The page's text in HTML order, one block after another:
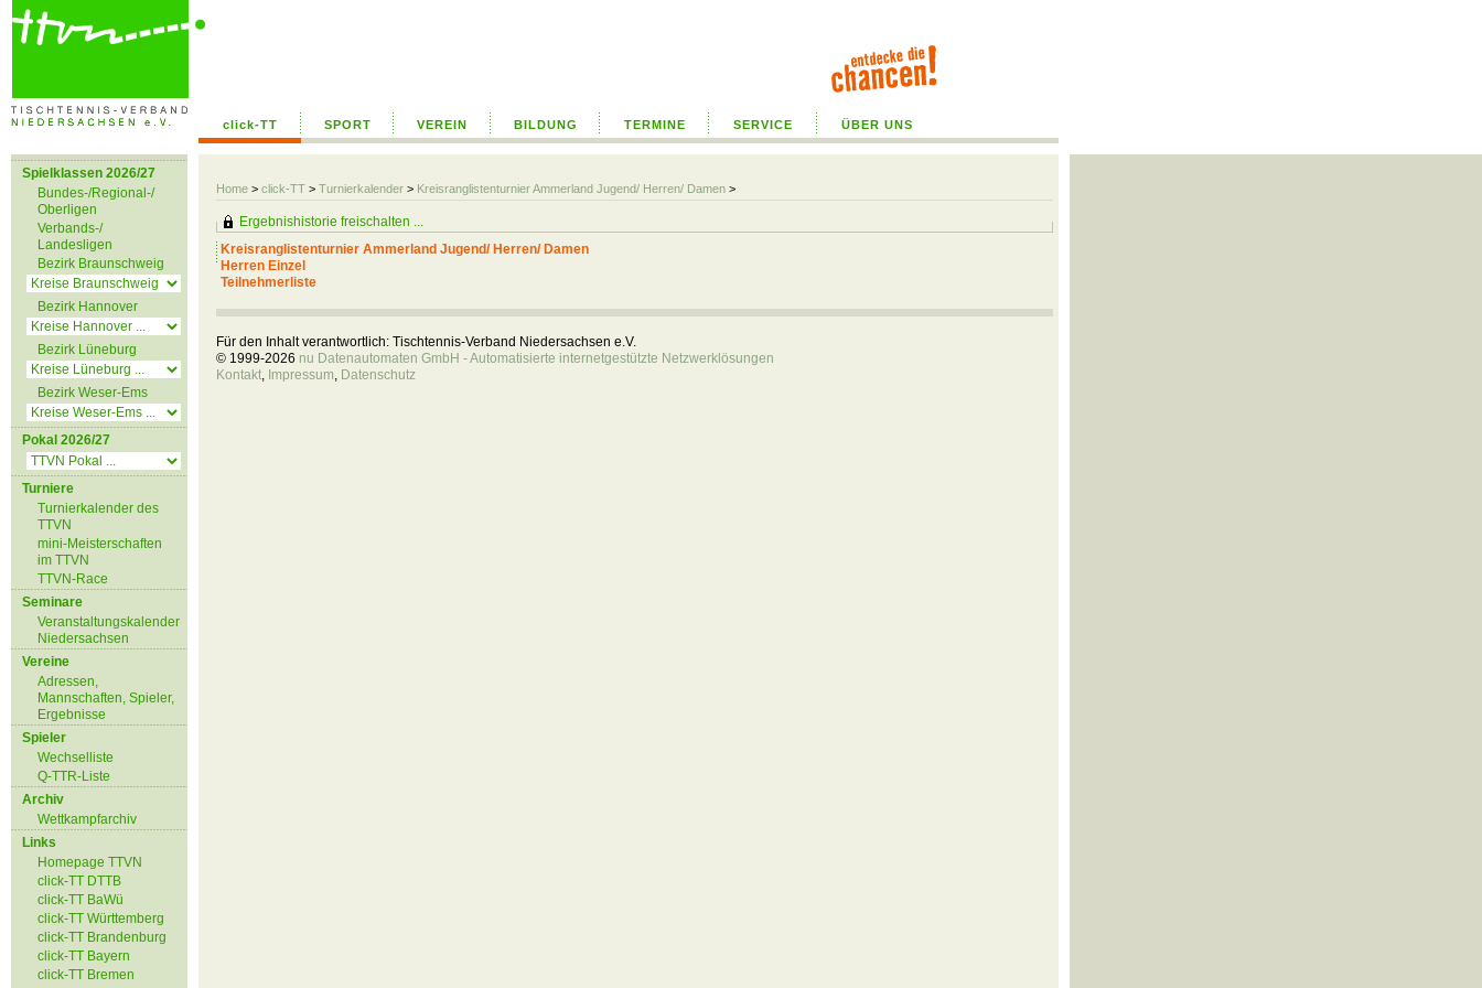
click-TT SPORT VEREIN BILDUNG TERMINE SERVICE ÜBER UNS
Home > click-TT > Turnierkalender > Kreisranglistenturnier Ammerland Jugend/ Herren/ Damen >
Spielklassen 2026/27
Bundes-/Regional-/
Oberligen
Verbands-/
Landesligen
Bezirk Braunschweig
Bezirk Hannover
Bezirk Lüneburg
Bezirk Weser-Ems
Pokal 2026/27
Turniere
Turnierkalender des
TTVN
mini-Meisterschaften
im TTVN
TTVN-Race
Seminare
Veranstaltungskalender
Niedersachsen
Vereine
Adressen,
Mannschaften, Spieler,
Ergebnisse
Spieler
Wechselliste
Q-TTR-Liste
Archiv
Wettkampfarchiv
Links
Homepage TTVN
click-TT DTTB
click-TT BaWü
click-TT Württemberg
click-TT Brandenburg
click-TT Bayern
click-TT Bremen
Ergebnishistorie freischalten ...
Kreisranglistenturnier Ammerland Jugend/ Herren/ Damen
Herren Einzel
Teilnehmerliste
Für den Inhalt verantwortlich: Tischtennis-Verband Niedersachsen e.V.
© 1999-2026 nu Datenautomaten GmbH - Automatisierte internetgestützte Netzwerklösungen
Kontakt, Impressum, Datenschutz